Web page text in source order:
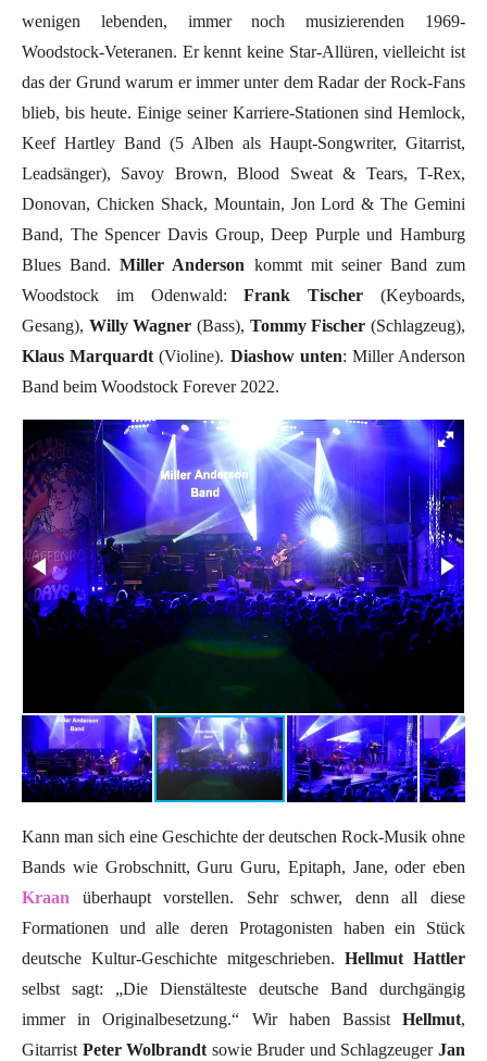
wenigen lebenden, immer noch musizierenden 1969-
Woodstock-Veteranen. Er kennt keine Star-Allüren, vielleicht ist
das der Grund warum er immer unter dem Radar der Rock-Fans
blieb, bis heute. Einige seiner Karriere-Stationen sind Hemlock,
Keef Hartley Band (5 Alben als Haupt-Songwriter, Gitarrist,
Leadsänger), Savoy Brown, Blood Sweat & Tears, T-Rex,
Donovan, Chicken Shack, Mountain, Jon Lord & The Gemini
Band, The Spencer Davis Group, Deep Purple und Hamburg
Blues Band.Miller Anderson kommt mit seiner Band zum
Woodstock im Odenwald:Frank Tischer (Keyboards,
Gesang), Willy Wagner (Bass), Tommy Fischer (Schlagzeug),
Klaus Marquardt (Violine). Diashow unten: Miller Anderson
Band beim Woodstock Forever 2022.
Kann man sich eine Geschichte der deutschen Rock-Musik ohne
Bands wie Grobschnitt, Guru Guru, Epitaph, Jane, oder eben
Kraan überhaupt vorstellen. Sehr schwer, denn all diese
Formationen und alle deren Protagonisten haben ein Stück
deutsche Kultur-Geschichte mitgeschrieben. Hellmut Hattler
selbst sagt: „Die Dienstälteste deutsche Band durchgängig
immer in Originalbesetzung.“ Wir haben Bassist Hellmut,
Gitarrist Peter Wolbrandt sowie Bruder und SchlagzeugerJan